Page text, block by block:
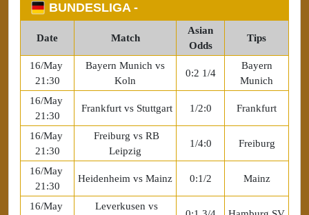
BUNDESLIGA -
Date Match
Asian
Odds
Tips
16/May
21:30
Bayern Munich vs
Koln
0:2 1/4
Bayern
Munich
16/May
21:30
Frankfurt vs Stuttgart 1/2:0 Frankfurt
16/May
21:30
Freiburg vs RB
Leipzig
1/4:0 Freiburg
16/May
21:30
Heidenheim vs Mainz 0:1/2 Mainz
16/May
Leverkusen vs